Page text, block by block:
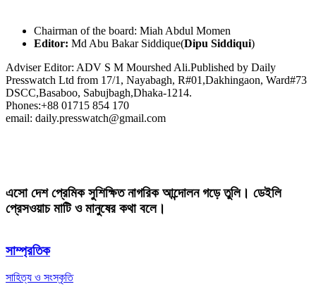
Chairman of the board: Miah Abdul Momen
Editor: Md Abu Bakar Siddique(Dipu Siddiqui)
Adviser Editor: ADV S M Mourshed Ali.Published by Daily
Presswatch Ltd from 17/1, Nayabagh, R#01,Dakhingaon, Ward#73
DSCC,Basaboo, Sabujbagh,Dhaka-1214.
Phones:+88 01715 854 170
email: daily.presswatch@gmail.com
এসো দেশ প্রেমিক সুশিক্ষিত নাগরিক আন্দোলন গড়ে তুলি। ডেইলি
প্রেসওয়াচ মাটি ও মানুষের কথা বলে।
সাম্প্রতিক
সাহিত্য ও সংস্কৃতি